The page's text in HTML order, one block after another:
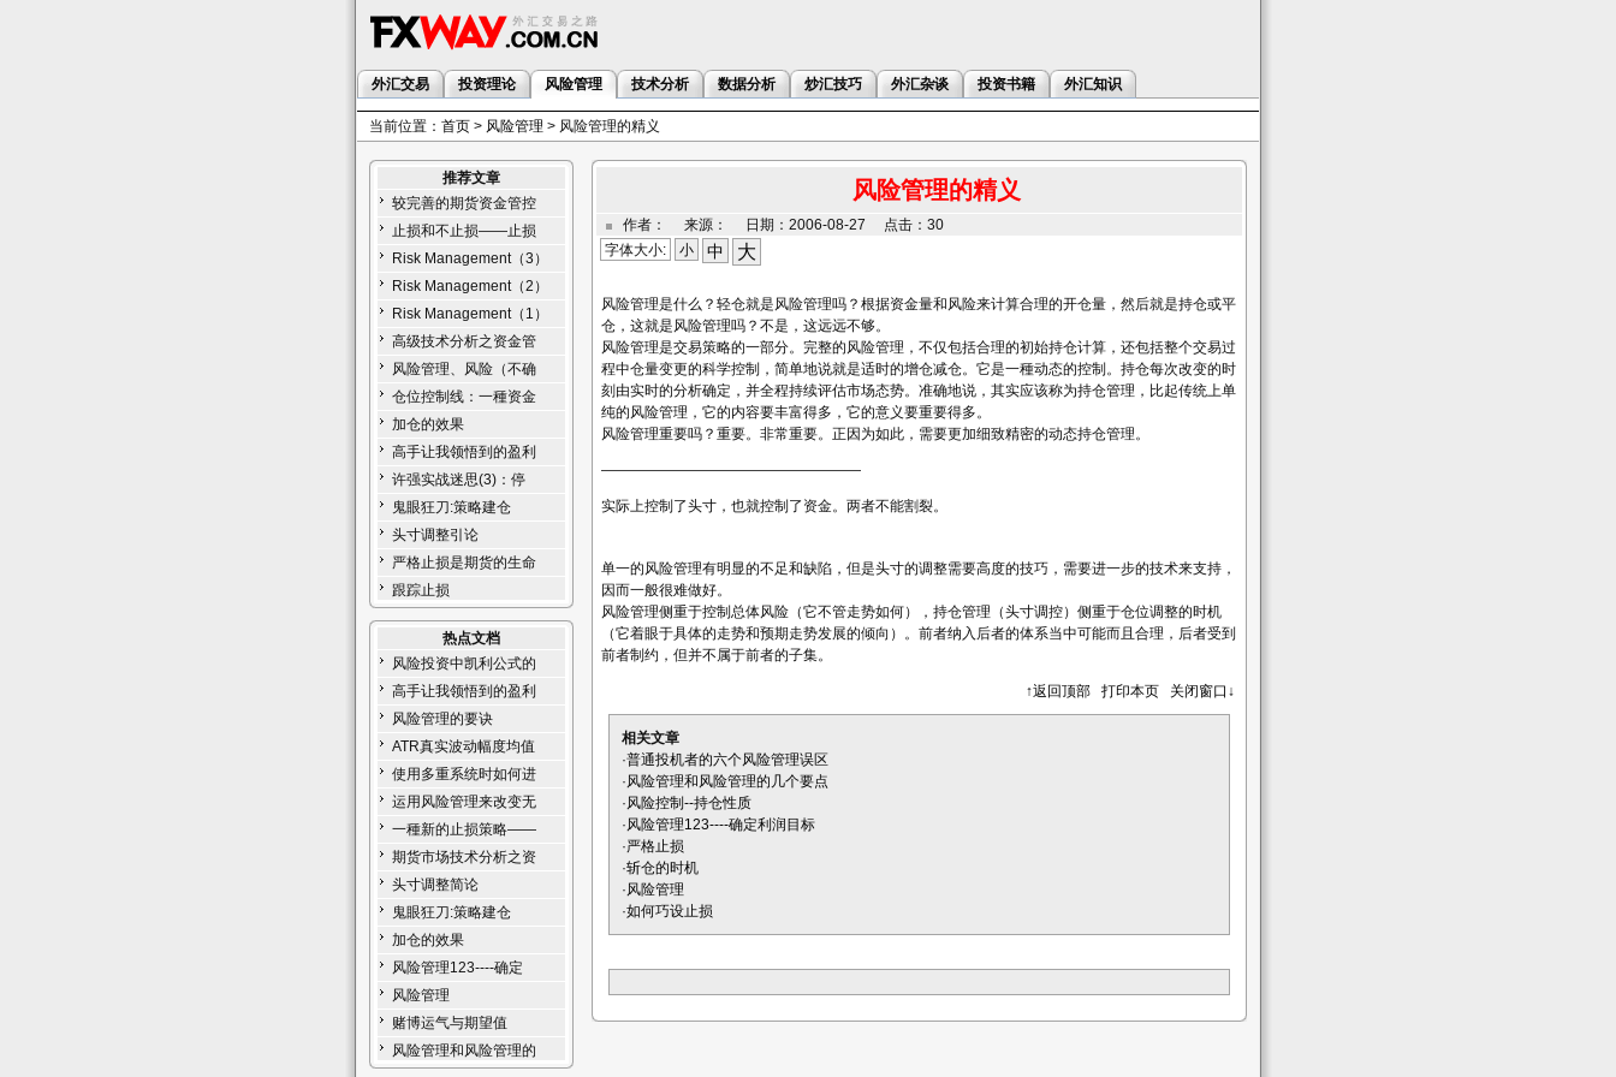
外汇交易 投资理论 风险管理 技术分析 数据分析 炒汇技巧 外汇杂谈 投资书籍 外汇知识
当前位置： 首页 > 风险管理 > 风险管理的精义
推荐文章
较完善的期货资金管控
止损和不止损——止损
Risk Management（3）
Risk Management（2）
Risk Management（1）
高级技术分析之资金管
风险管理、风险（不确
仓位控制线：一種资金
加仓的效果
高手让我领悟到的盈利
许强实战迷思(3)：停
鬼眼狂刀:策略建仓
头寸调整引论
严格止损是期货的生命
跟踪止损
热点文档
风险投资中凯利公式的
高手让我领悟到的盈利
风险管理的要诀
ATR真实波动幅度均值
使用多重系统时如何进
运用风险管理来改变无
一種新的止损策略——
期货市场技术分析之资
头寸调整简论
鬼眼狂刀:策略建仓
加仓的效果
风险管理123----确定
风险管理
赌博运气与期望值
风险管理和风险管理的
风险管理的精义
作者： 来源： 日期：2006-08-27 点击：30
字体大小:
小 中 大
风险管理是什么？轻仓就是风险管理吗？根据资金量和风险来计算合理的开仓量，然后就是持仓或平
仓，这就是风险管理吗？不是，这远远不够。
风险管理是交易策略的一部分。完整的风险管理，不仅包括合理的初始持仓计算，还包括整个交易过
程中仓量变更的科学控制，简单地说就是适时的增仓减仓。它是一種动态的控制。持仓每次改变的时
刻由实时的分析确定，并全程持续评估市场态势。准确地说，其实应该称为持仓管理，比起传统上单
纯的风险管理，它的内容要丰富得多，它的意义要重要得多。
风险管理重要吗？重要。非常重要。正因为如此，需要更加细致精密的动态持仓管理。
——————————————————
实际上控制了头寸，也就控制了资金。两者不能割裂。
单一的风险管理有明显的不足和缺陷，但是头寸的调整需要高度的技巧，需要进一步的技术来支持，
因而一般很难做好。
风险管理侧重于控制总体风险（它不管走势如何），持仓管理（头寸调控）侧重于仓位调整的时机
（它着眼于具体的走势和预期走势发展的倾向）。前者纳入后者的体系当中可能而且合理，后者受到
前者制约，但并不属于前者的子集。
↑返回顶部 打印本页 关闭窗口↓
相关文章
·普通投机者的六个风险管理误区
·风险管理和风险管理的几个要点
·风险控制--持仓性质
·风险管理123----确定利润目标
·严格止损
·斩仓的时机
·风险管理
·如何巧设止损